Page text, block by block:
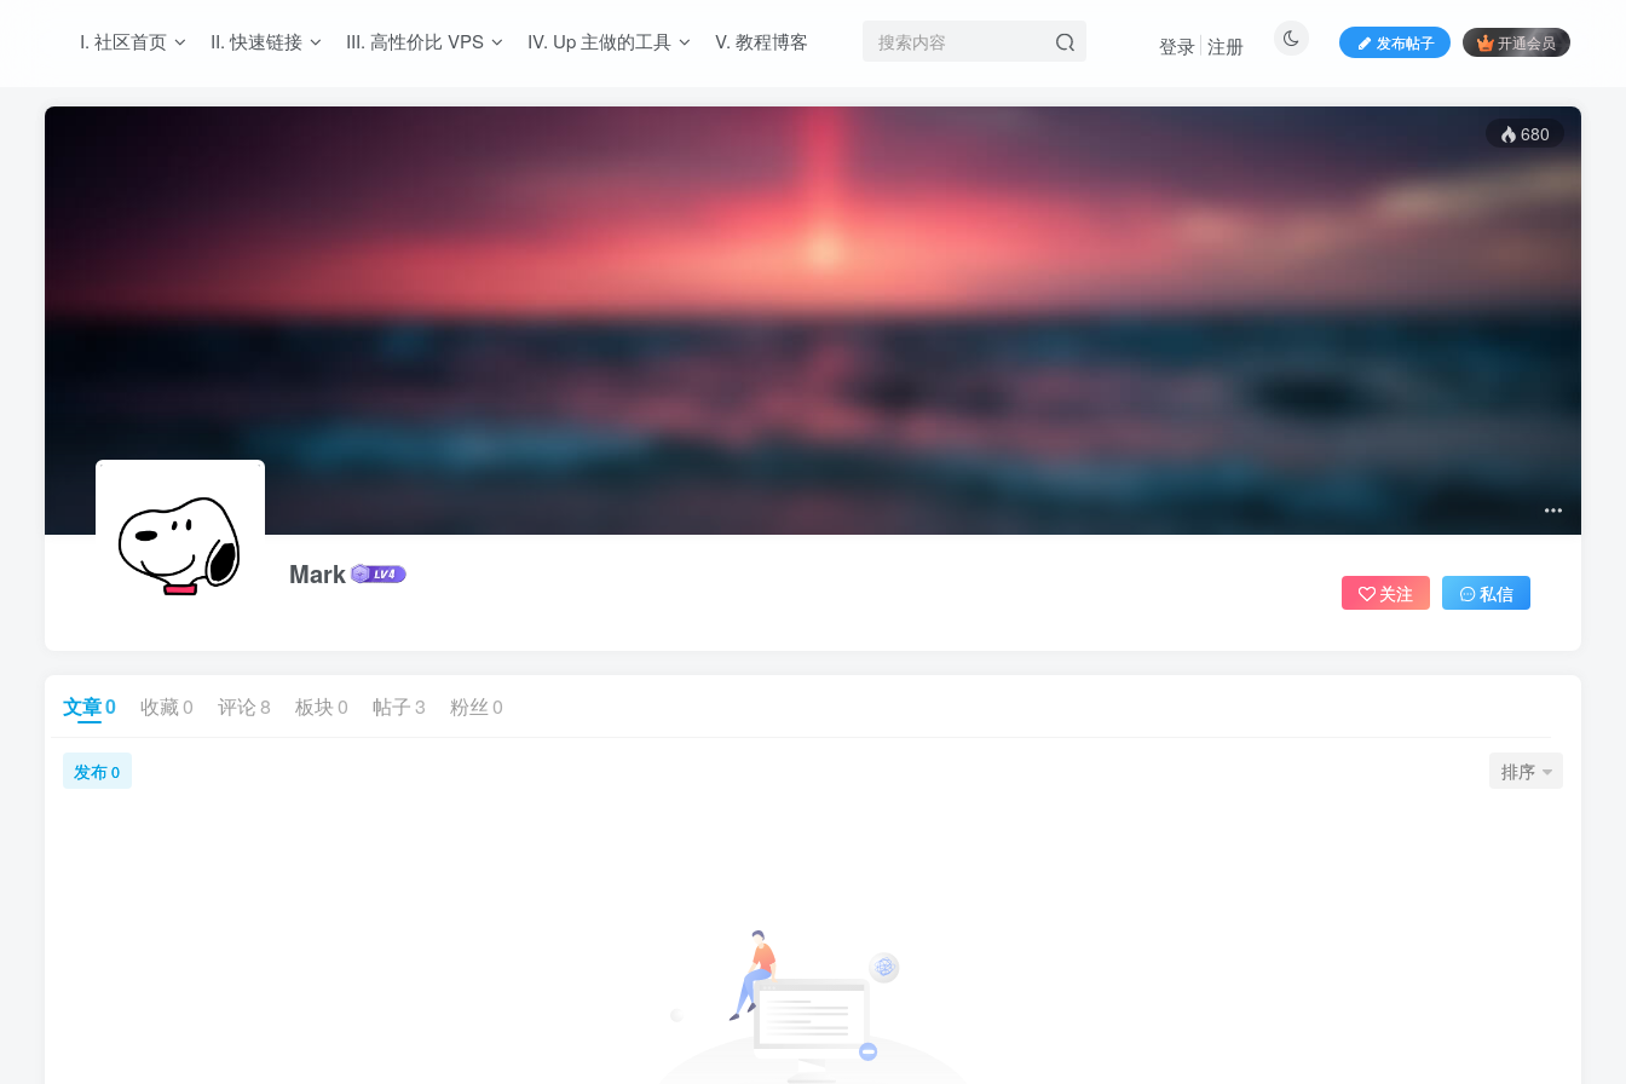
I. 社区首页 II. 快速链接 III. 高性价比 VPS IV. Up 主做的工具 V. 教程博客 发布帖子 开通会员
登录 注册
680
Mark
关注 私信
文章0 收藏 0 评论8 板块 0 帖子 3 粉丝 0
发布0 排序